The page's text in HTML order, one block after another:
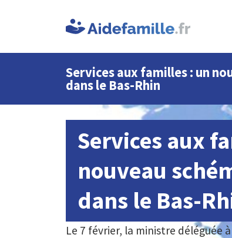
Services aux familles : un
dans le Bas-Rhin
Services aux
nouveau
dans le Bas-
Le 7 février, la ministre déléguée